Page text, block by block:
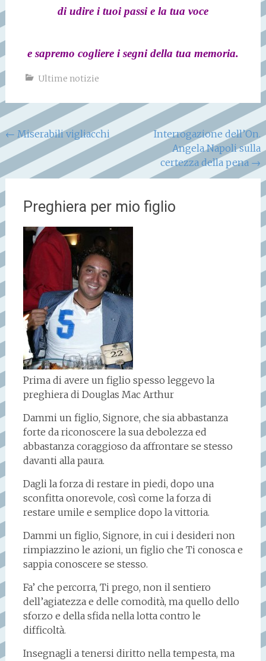
di udire i tuoi passi e la tua voce
e sapremo cogliere i segni della tua memoria.
Ultime notizie
Navigazione
articoli
← Miserabili vigliacchi
Interrogazione dell’On.
Angela Napoli sulla
certezza della pena →
Preghiera per mio figlio
Prima di avere un figlio spesso leggevo la
preghiera di Douglas Mac Arthur
Dammi un figlio, Signore, che sia abbastanza
forte da riconoscere la sua debolezza ed
abbastanza coraggioso da affrontare se stesso
davanti alla paura.
Dagli la forza di restare in piedi, dopo una
sconfitta onorevole, così come la forza di
restare umile e semplice dopo la vittoria.
Dammi un figlio, Signore, in cui i desideri non
rimpiazzino le azioni, un figlio che Ti conosca e
sappia conoscere se stesso.
Fa’ che percorra, Ti prego, non il sentiero
dell’agiatezza e delle comodità, ma quello dello
sforzo e della sfida nella lotta contro le
difficoltà.
Insegnagli a tenersi diritto nella tempesta, ma